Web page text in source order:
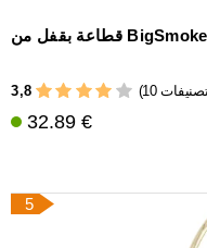
3,8
32.89 €
5